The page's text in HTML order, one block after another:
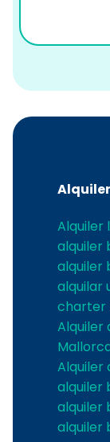
Alquiler
alquiler
alquiler
alquilar
charter
Alquiler
Alquiler
alquiler
alquiler
alquiler